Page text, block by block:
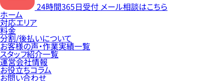
24時間365日受付 メール相談はこちら
ホーム
対応エリア
料金
分割/後払いについて
お客様の声・作業実績一覧
スタッフ紹介一覧
運営会社情報
お役立ちコラム
お問い合わせ